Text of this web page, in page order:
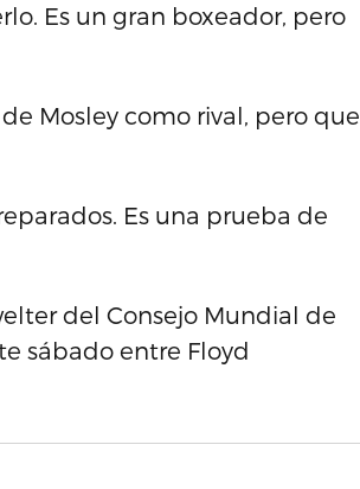
Es un gran boxeador, pero
Mosley como rival, pero que
Es una prueba de
del Consejo Mundial de
sábado entre Floyd